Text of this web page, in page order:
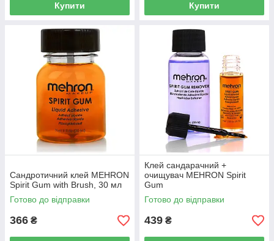
Купити Купити
Сандротичний клей MEHRON
Spirit Gum with Brush, 30 мл
Готово до відправки
366 ₴
Клей сандарачний +
очищувач MEHRON Spirit
Gum
Готово до відправки
439 ₴